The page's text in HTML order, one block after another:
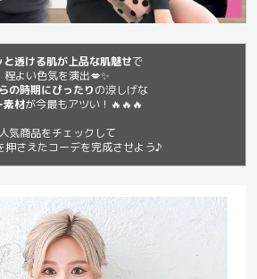
と透ける肌が上品な肌魅せで
程よい色気を演出💋✨
の時期にぴったりの涼しげな
素材が今最もアツい！🔥🔥🔥
人気商品をチェックして
押さえたコーデを完成させよう♪